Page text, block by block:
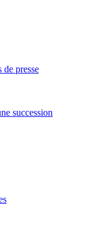
de presse
succession